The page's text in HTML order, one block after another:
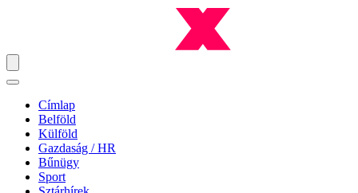
Címlap
Belföld
Külföld
Gazdaság / HR
Bűnügy
Sport